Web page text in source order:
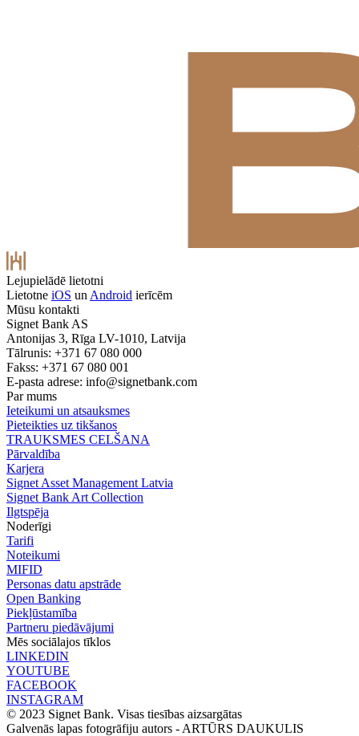
Lejupielādē lietotni
Lietotne iOS un Android ierīcēm
Mūsu kontakti
Signet Bank AS
Antonijas 3, Rīga LV-1010, Latvija
Tālrunis: +371 67 080 000
Fakss: +371 67 080 001
E-pasta adrese: info@signetbank.com
Par mums
Ieteikumi un atsauksmes
Pieteikties uz tikšanos
TRAUKSMES CELŠANA
Pārvaldība
Karjera
Signet Asset Management Latvia
Signet Bank Art Collection
Ilgtspēja
Noderīgi
Tarifi
Noteikumi
MIFID
Personas datu apstrāde
Open Banking
Piekļūstamība
Partneru piedāvājumi
Mēs sociālajos tīklos
LINKEDIN
YOUTUBE
FACEBOOK
INSTAGRAM
© 2023 Signet Bank. Visas tiesības aizsargātas
Galvenās lapas fotogrāfiju autors - ARTŪRS DAUKULIS